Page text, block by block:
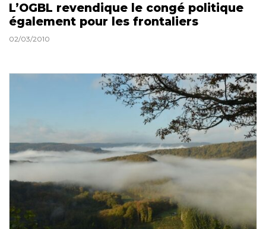
L’OGBL revendique le congé politique
également pour les frontaliers
02/03/2010